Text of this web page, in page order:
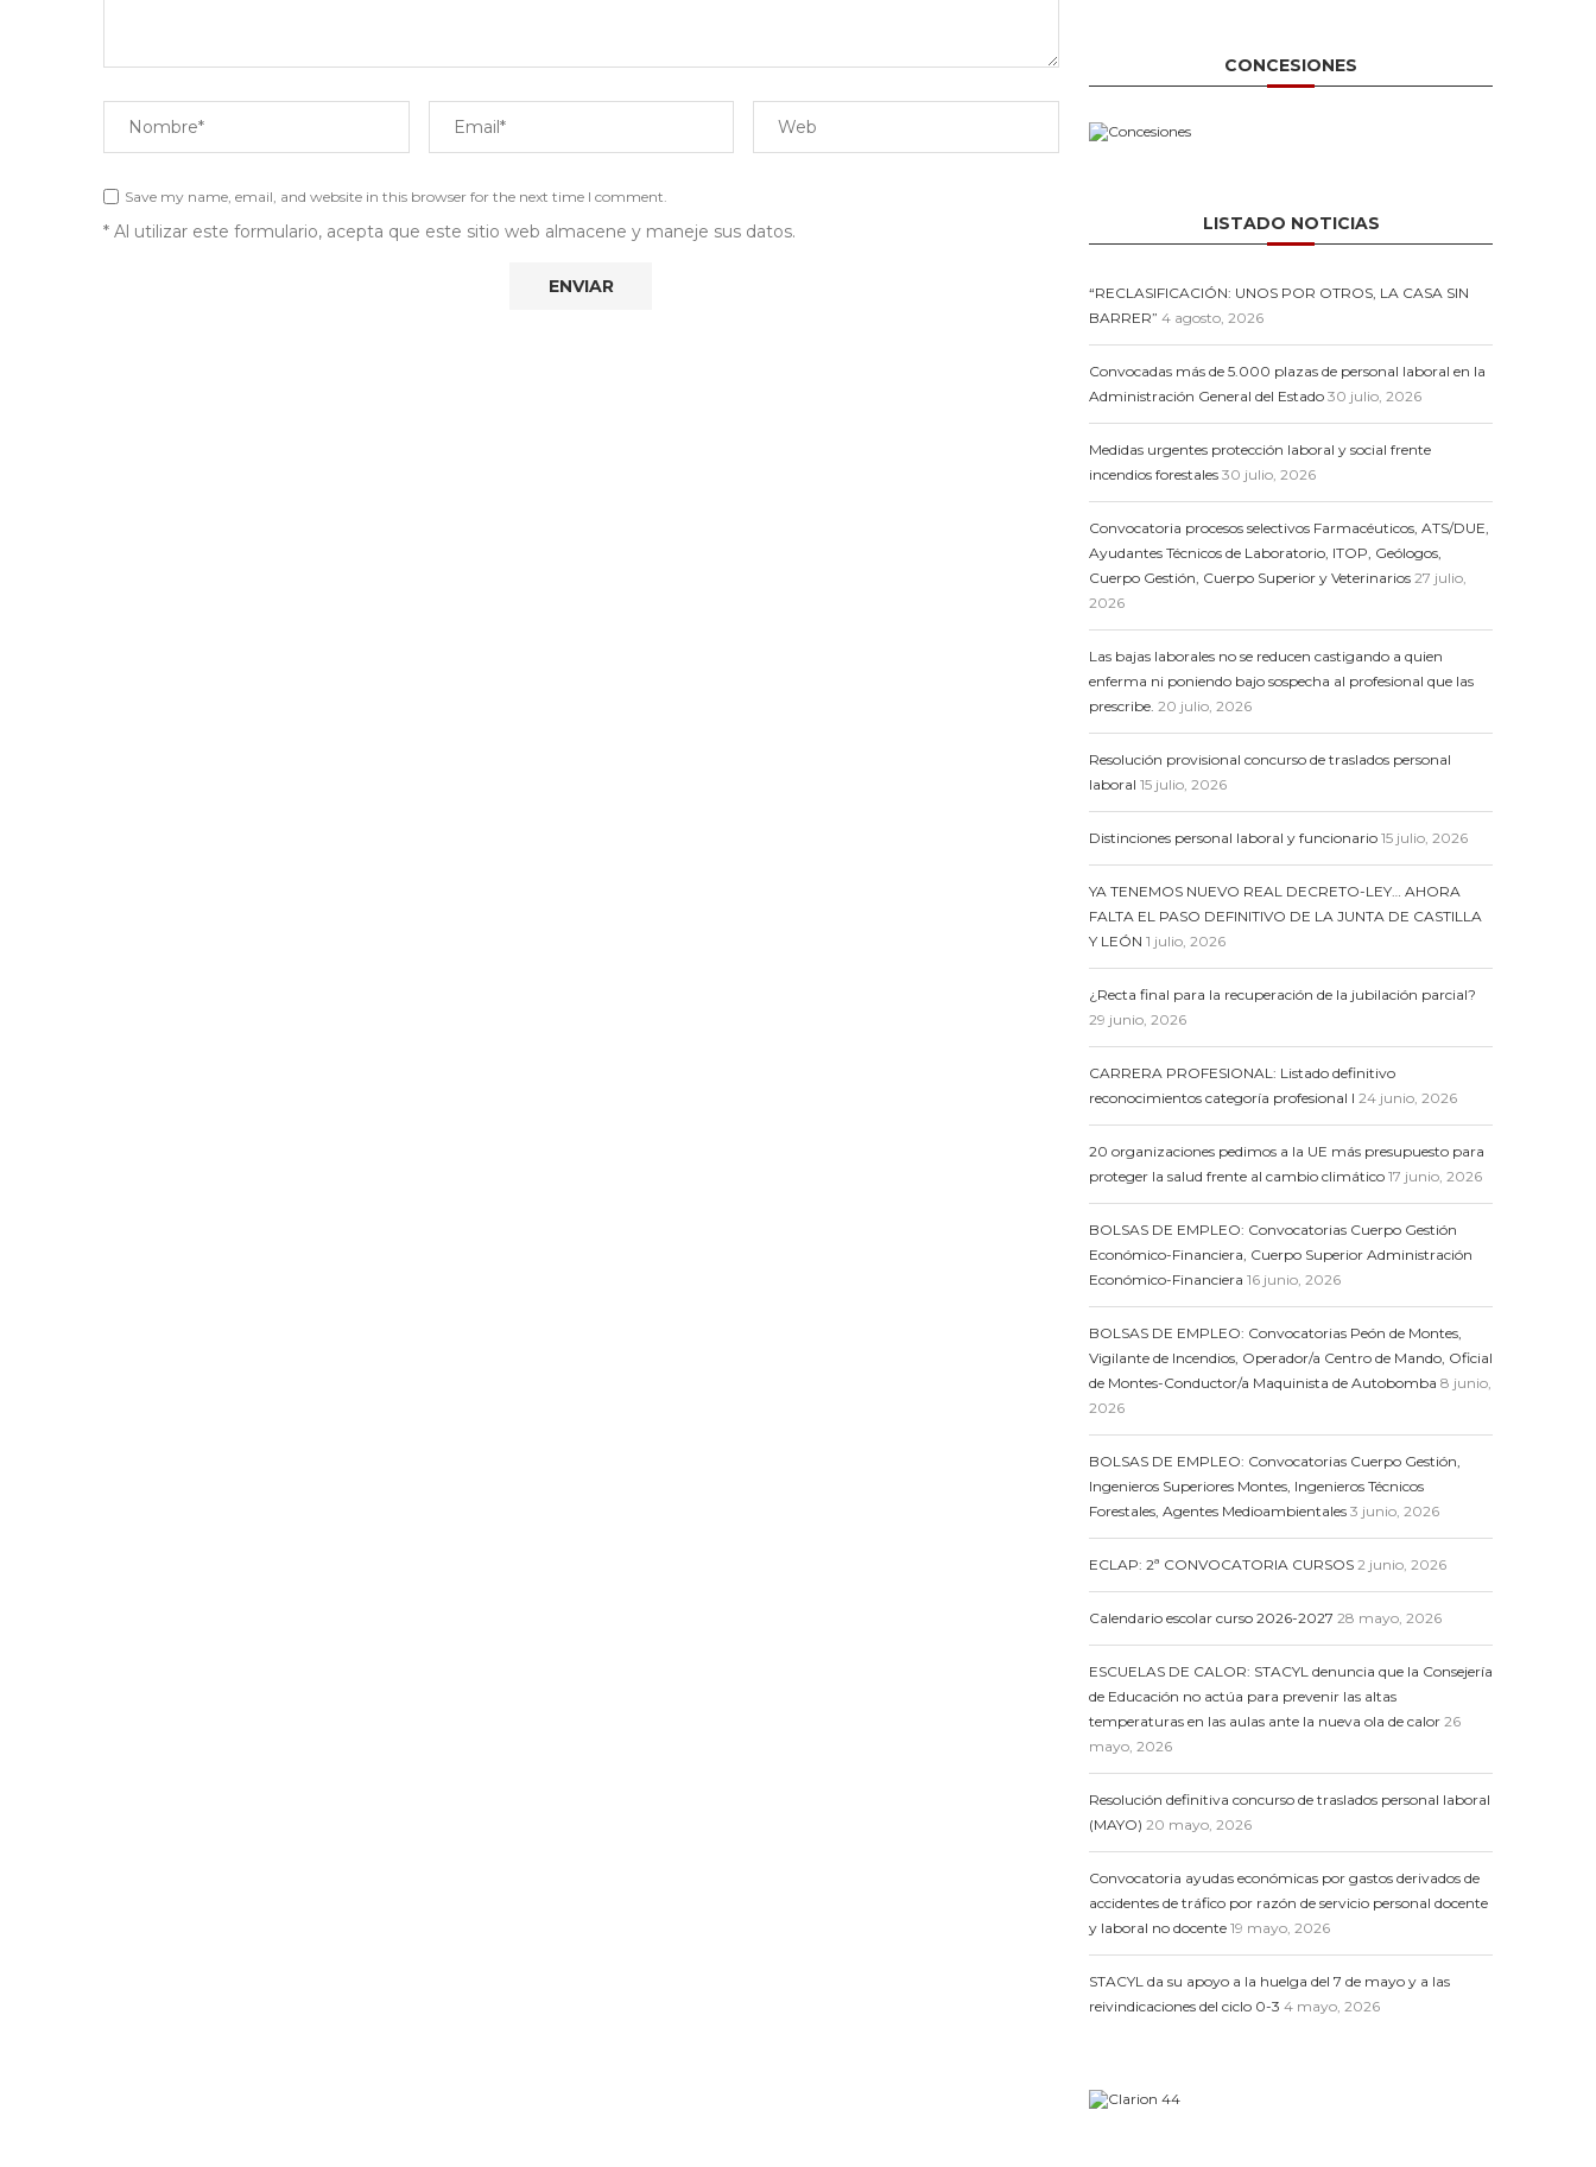
Save my name, email, and website in this browser for the next time I comment.
* Al utilizar este formulario, acepta que este sitio web almacene y maneje sus datos.
CONCESIONES
LISTADO NOTICIAS
“RECLASIFICACIÓN: UNOS POR OTROS, LA CASA SIN
BARRER” 4 agosto, 2026
Convocadas más de 5.000 plazas de personal laboral en la
Administración General del Estado 30 julio, 2026
Medidas urgentes protección laboral y social frente
incendios forestales 30 julio, 2026
Convocatoria procesos selectivos Farmacéuticos, ATS/DUE,
Ayudantes Técnicos de Laboratorio, ITOP, Geólogos,
Cuerpo Gestión, Cuerpo Superior y Veterinarios 27 julio,
2026
Las bajas laborales no se reducen castigando a quien
enferma ni poniendo bajo sospecha al profesional que las
prescribe. 20 julio, 2026
Resolución provisional concurso de traslados personal
laboral 15 julio, 2026
Distinciones personal laboral y funcionario 15 julio, 2026
YA TENEMOS NUEVO REAL DECRETO-LEY… AHORA
FALTA EL PASO DEFINITIVO DE LA JUNTA DE CASTILLA
Y LEÓN 1 julio, 2026
¿Recta final para la recuperación de la jubilación parcial?
29 junio, 2026
CARRERA PROFESIONAL: Listado definitivo
reconocimientos categoría profesional I 24 junio, 2026
20 organizaciones pedimos a la UE más presupuesto para
proteger la salud frente al cambio climático 17 junio, 2026
BOLSAS DE EMPLEO: Convocatorias Cuerpo Gestión
Económico-Financiera, Cuerpo Superior Administración
Económico-Financiera 16 junio, 2026
BOLSAS DE EMPLEO: Convocatorias Peón de Montes,
Vigilante de Incendios, Operador/a Centro de Mando, Oficial
de Montes-Conductor/a Maquinista de Autobomba 8 junio,
2026
BOLSAS DE EMPLEO: Convocatorias Cuerpo Gestión,
Ingenieros Superiores Montes, Ingenieros Técnicos
Forestales, Agentes Medioambientales 3 junio, 2026
ECLAP: 2ª CONVOCATORIA CURSOS 2 junio, 2026
Calendario escolar curso 2026-2027 28 mayo, 2026
ESCUELAS DE CALOR: STACYL denuncia que la Consejería
de Educación no actúa para prevenir las altas
temperaturas en las aulas ante la nueva ola de calor 26
mayo, 2026
Resolución definitiva concurso de traslados personal laboral
(MAYO) 20 mayo, 2026
Convocatoria ayudas económicas por gastos derivados de
accidentes de tráfico por razón de servicio personal docente
y laboral no docente 19 mayo, 2026
STACYL da su apoyo a la huelga del 7 de mayo y a las
reivindicaciones del ciclo 0-3 4 mayo, 2026